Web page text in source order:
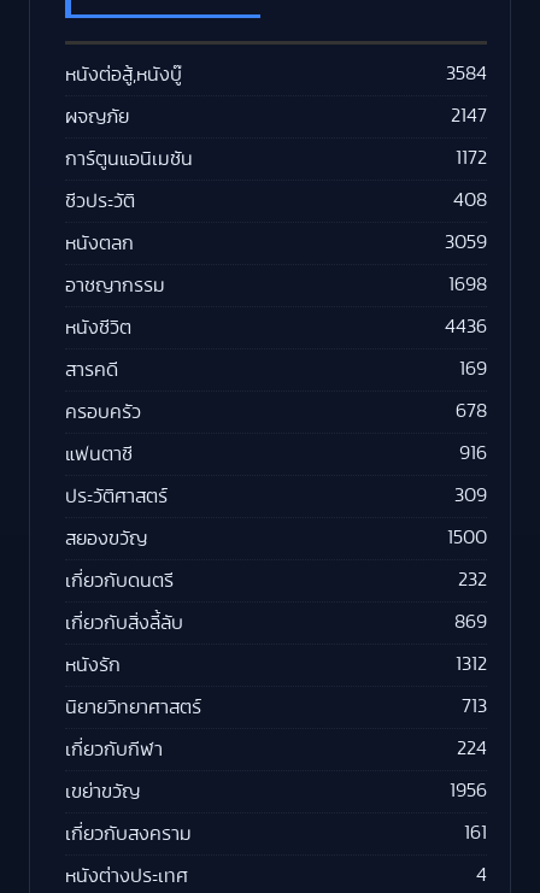
หนังต่อสู้,หนังบู๊ 3584
ผจญภัย 2147
การ์ตูนแอนิเมชัน 1172
ชีวประวัติ 408
หนังตลก 3059
อาชญากรรม 1698
หนังชีวิต 4436
สารคดี 169
ครอบครัว 678
แฟนตาซี 916
ประวัติศาสตร์ 309
สยองขวัญ 1500
เกี่ยวกับดนตรี 232
เกี่ยวกับสิ่งลี้ลับ 869
หนังรัก 1312
นิยายวิทยาศาสตร์ 713
เกี่ยวกับกีฬา 224
เขย่าขวัญ 1956
เกี่ยวกับสงคราม 161
หนังต่างประเทศ 4